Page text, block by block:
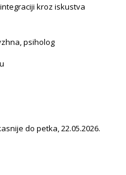
kroz iskustva
psiholog
do petka, 22.05.2026.